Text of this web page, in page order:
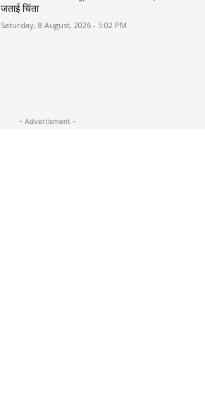
जताई चिंता
Saturday, 8 August, 2026 - 5:02 PM
- Advertisment -